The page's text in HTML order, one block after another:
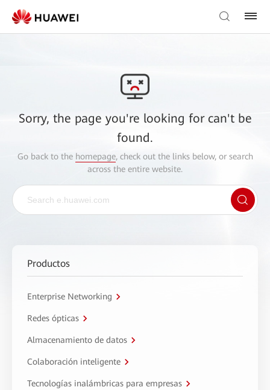
Sorry, the page you're looking for can't be
found.
Go back to the homepage, check out the links below, or search
across the entire website.
Productos
Enterprise Networking
Redes ópticas
Almacenamiento de datos
Colaboración inteligente
Tecnologías inalámbricas para empresas